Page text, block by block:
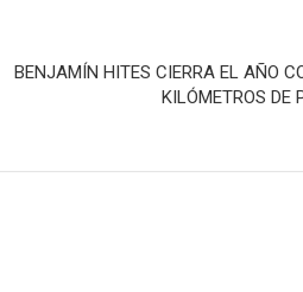
BENJAMÍN HITES CIERRA EL AÑO
KILÓMETROS DE